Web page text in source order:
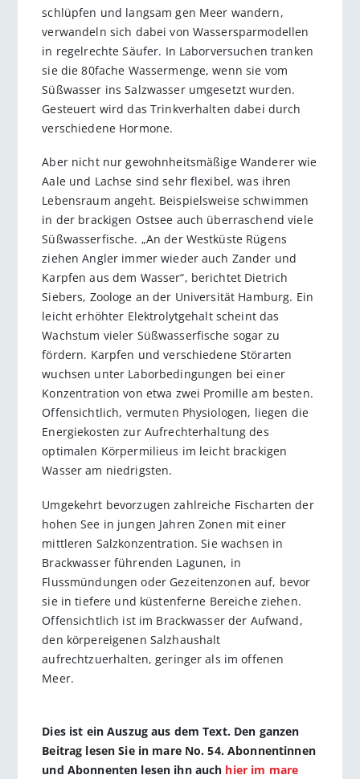
schlüpfen und langsam gen Meer wandern,
verwandeln sich dabei von Wassersparmodellen
in regelrechte Säufer. In Laborversuchen tranken
sie die 80fache Wassermenge, wenn sie vom
Süßwasser ins Salzwasser umgesetzt wurden.
Gesteuert wird das Trinkverhalten dabei durch
verschiedene Hormone.
Aber nicht nur gewohnheitsmäßige Wanderer wie
Aale und Lachse sind sehr flexibel, was ihren
Lebensraum angeht. Beispielsweise schwimmen
in der brackigen Ostsee auch überraschend viele
Süßwasserfische. „An der Westküste Rügens
ziehen Angler immer wieder auch Zander und
Karpfen aus dem Wasser“, berichtet Dietrich
Siebers, Zoologe an der Universität Hamburg. Ein
leicht erhöhter Elektrolytgehalt scheint das
Wachstum vieler Süßwasserfische sogar zu
fördern. Karpfen und verschiedene Störarten
wuchsen unter Laborbedingungen bei einer
Konzentration von etwa zwei Promille am besten.
Offensichtlich, vermuten Physiologen, liegen die
Energiekosten zur Aufrechterhaltung des
optimalen Körpermilieus im leicht brackigen
Wasser am niedrigsten.
Umgekehrt bevorzugen zahlreiche Fischarten der
hohen See in jungen Jahren Zonen mit einer
mittleren Salzkonzentration. Sie wachsen in
Brackwasser führenden Lagunen, in
Flussmündungen oder Gezeitenzonen auf, bevor
sie in tiefere und küstenferne Bereiche ziehen.
Offensichtlich ist im Brackwasser der Aufwand,
den körpereigenen Salzhaushalt
aufrechtzuerhalten, geringer als im offenen
Meer.
Dies ist ein Auszug aus dem Text. Den ganzen
Beitrag lesen Sie in mare No. 54. Abonnentinnen
und Abonnenten lesen ihn auch hier im mare